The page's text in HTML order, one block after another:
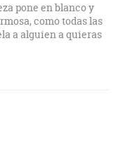
pone en blanco y
como todas las
a alguien a quieras